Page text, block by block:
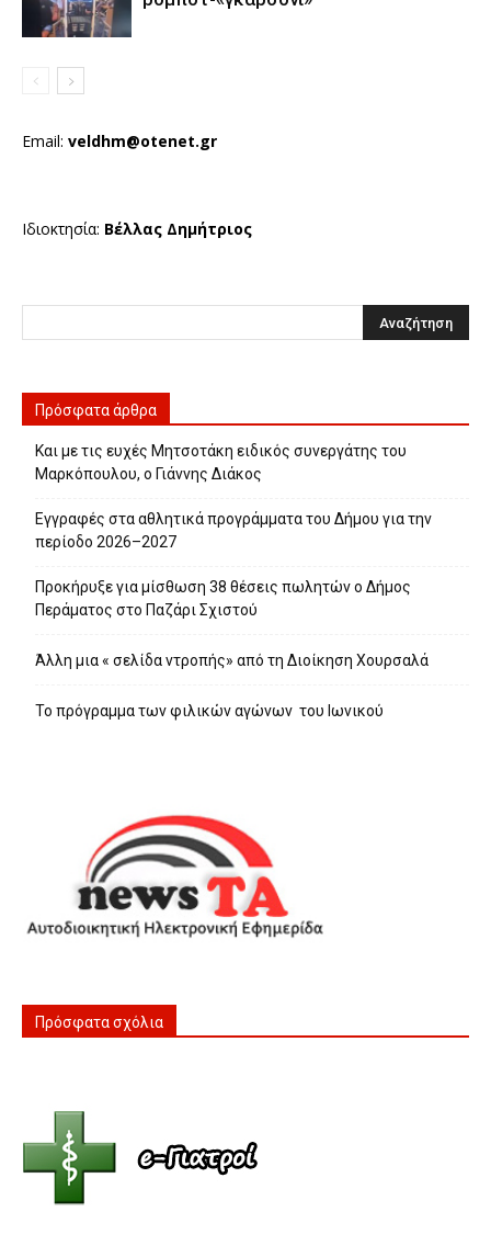
Email: veldhm@otenet.gr
Ιδιοκτησία: Βέλλας Δημήτριος
Πρόσφατα άρθρα
Και με τις ευχές Μητσοτάκη ειδικός συνεργάτης του
Μαρκόπουλου, ο Γιάννης Διάκος
Εγγραφές στα αθλητικά προγράμματα του Δήμου για την
περίοδο 2026–2027
Προκήρυξε για μίσθωση 38 θέσεις πωλητών ο Δήμος
Περάματος στο Παζάρι Σχιστού
Άλλη μια « σελίδα ντροπής» από τη Διοίκηση Χουρσαλά
Το πρόγραμμα των φιλικών αγώνων του Ιωνικού
Πρόσφατα σχόλια